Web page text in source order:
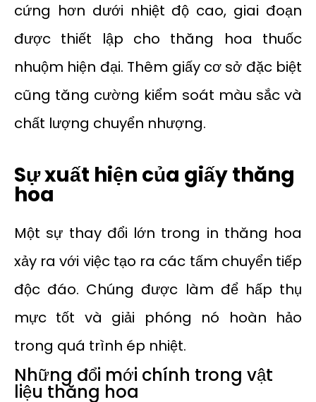
cứng hơn dưới nhiệt độ cao, giai đoạn
được thiết lập cho thăng hoa thuốc
nhuộm hiện đại. Thêm giấy cơ sở đặc biệt
cũng tăng cường kiểm soát màu sắc và
chất lượng chuyển nhượng.
Sự xuất hiện của giấy thăng
hoa
Một sự thay đổi lớn trong in thăng hoa
xảy ra với việc tạo ra các tấm chuyển tiếp
độc đáo. Chúng được làm để hấp thụ
mực tốt và giải phóng nó hoàn hảo
trong quá trình ép nhiệt.
Những đổi mới chính trong vật
liệu thăng hoa